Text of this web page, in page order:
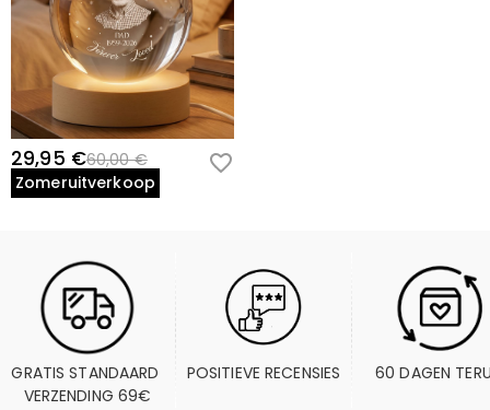
29,95 €60,00 €
Zomeruitverkoop
GRATIS STANDAARD
VERZENDING 69€
POSITIEVE RECENSIES 60 DAGEN